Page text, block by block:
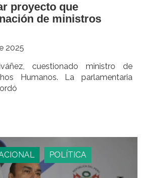
proyecto que
de ministros
2025
cuestionado ministro de
Humanos. La parlamentaria
POLÍTICA